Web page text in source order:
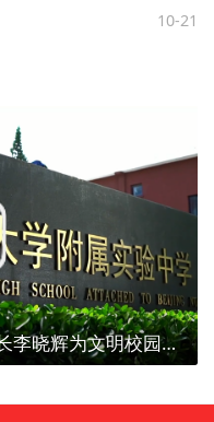
10-21
北京师范大学附属实验中学校长李晓辉为文明校园代言